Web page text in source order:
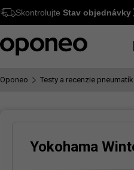
Ctrl M
Skontrolujte Stav objednávky
Oponeo Testy a recenzie pneumatík
Yokohama